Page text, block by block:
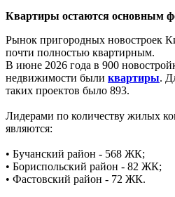
Квартиры остаются основным
Рынок пригородных новостроек
почти полностью квартирным.
В июне 2026 года в 900
недвижимости были квартиры.
таких проектов было 893.
Лидерами по количеству жилых
являются:
• Бучанский район - 568 ЖК;
• Бориспольский район - 82 ЖК;
• Фастовский район - 72 ЖК.